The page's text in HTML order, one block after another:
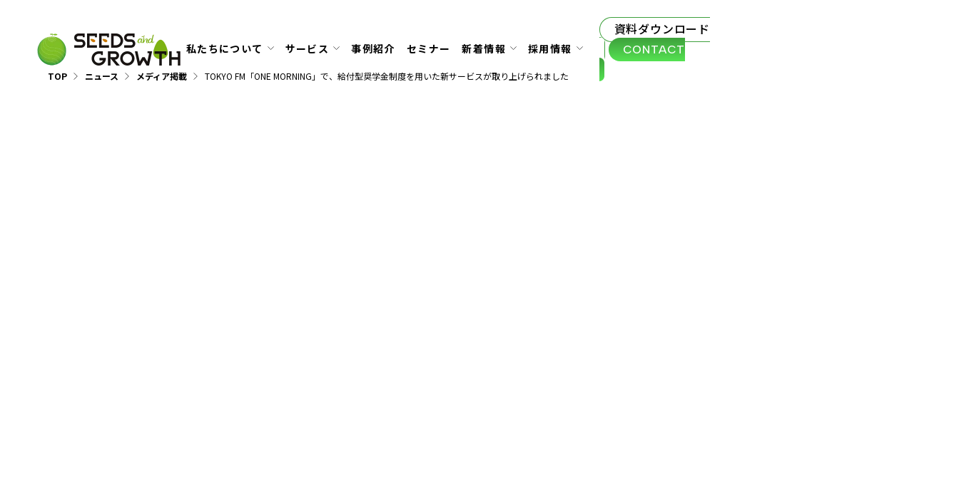
私たちについて サービス 事例紹介 セミナー 新着情報 採用情報
資料ダウンロード
CONTACT
TOP ニュース メディア掲載 TOKYO FM「ONE MORNING」で、給付型奨学金制度を用いた新サービスが取り上げられました